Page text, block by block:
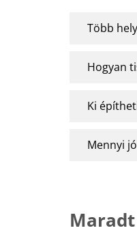
Több
Hogyan
Ki
Mennyi